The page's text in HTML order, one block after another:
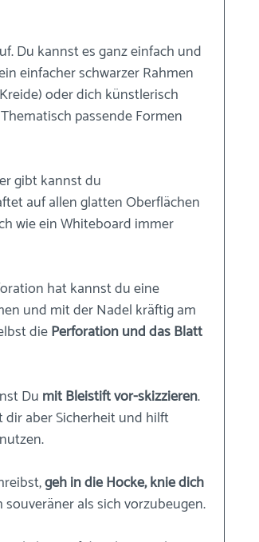
Du kannst es ganz einfach und
einfacher schwarzer Rahmen
oder dich künstlerisch
passende Formen
gibt kannst du
auf allen glatten Oberflächen
wie ein Whiteboard immer
hat kannst du eine
und mit der Nadel kräftig am
die Perforation und das Blatt
Du mit Bleistift vor-skizzieren.
dir aber Sicherheit und hilft
geh in die Hocke, knie dich
als sich vorzubeugen.